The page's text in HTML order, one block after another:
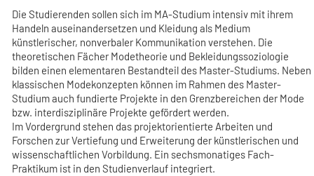
Die Studierenden sollen sich im MA-Studium intensiv mit ihrem
Handeln auseinandersetzen und Kleidung als Medium
künstlerischer, nonverbaler Kommunikation verstehen. Die
theoretischen Fächer Modetheorie und Bekleidungssoziologie
bilden einen elementaren Bestandteil des Master-Studiums. Neben
klassischen Modekonzepten können im Rahmen des Master-
Studium auch fundierte Projekte in den Grenzbereichen der Mode
bzw. interdisziplinäre Projekte gefördert werden.
Im Vordergrund stehen das projektorientierte Arbeiten und
Forschen zur Vertiefung und Erweiterung der künstlerischen und
wissenschaftlichen Vorbildung. Ein sechsmonatiges Fach-
Praktikum ist in den Studienverlauf integriert.